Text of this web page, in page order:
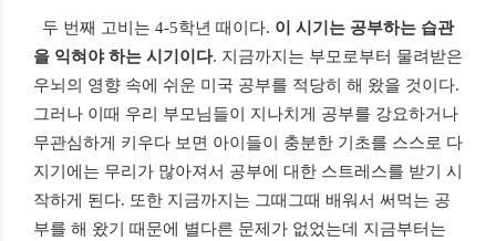
두 번째 고비는 4-5학년 때이다. 이 시기는 공부하는 습관
을 익혀야 하는 시기이다. 지금까지는 부모로부터 물려받은
우뇌의 영향 속에 쉬운 미국 공부를 적당히 해 왔을 것이다.
그러나 이때 우리 부모님들이 지나치게 공부를 강요하거나
무관심하게 키우다 보면 아이들이 충분한 기초를 스스로 다
지기에는 무리가 많아져서 공부에 대한 스트레스를 받기 시
작하게 된다. 또한 지금까지는 그때그때 배워서 써먹는 공
부를 해 왔기 때문에 별다른 문제가 없었는데 지금부터는